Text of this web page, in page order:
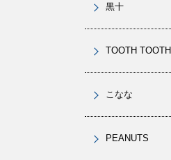
黒十
TOOTH TOOTH
こなな
PEANUTS